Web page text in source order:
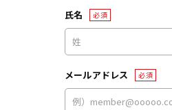
氏名 必須
メールアドレス 必須